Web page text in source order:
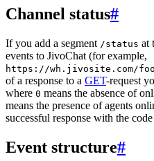
Channel status#
If you add a segment /status at
events to JivoChat (for example,
https://wh.jivosite.com/
of a response to a GET-request
where 0 means the absence of
means the presence of agents
successful response with the code
Event structure#